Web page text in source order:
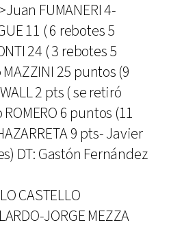
FUMANERI 4-
11 ( 6 rebotes 5
24 ( 3 rebotes 5
25 puntos (9
2 pts ( se retiró
6 puntos (11
9 pts- Javier
DT: Gastón Fernández
CASTELLO
JORGE MEZZA